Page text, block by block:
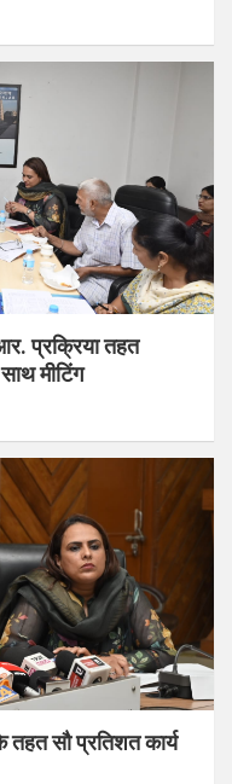
प्रक्रिया तहत
मीटिंग
सौ प्रतिशत कार्य